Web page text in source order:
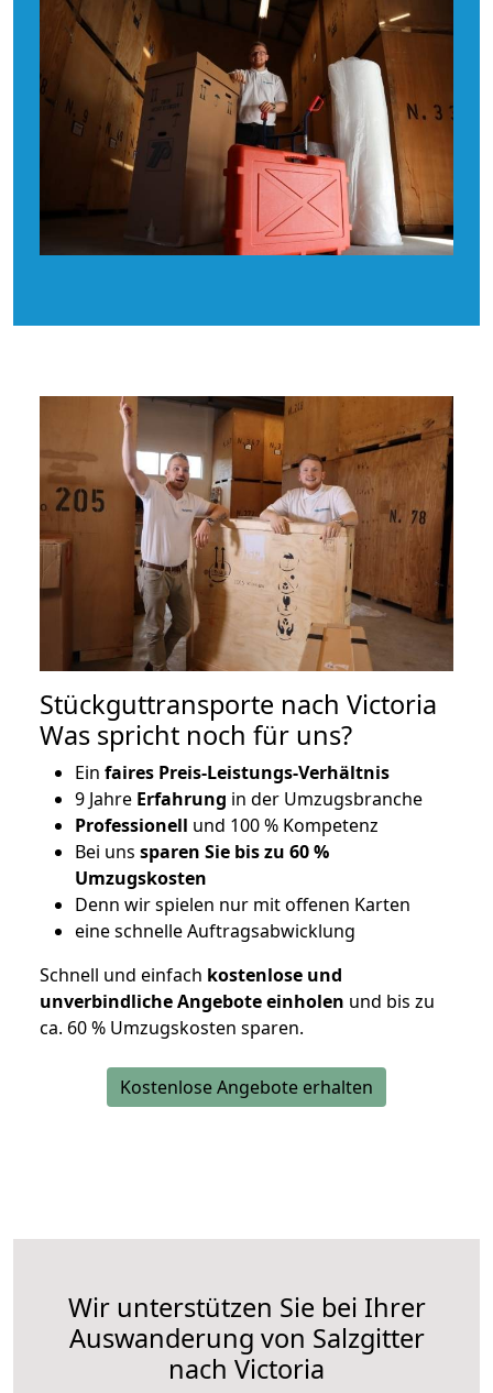
Stückguttransporte nach Victoria
Was spricht noch für uns?
Ein faires Preis-Leistungs-Verhältnis
9 Jahre Erfahrung in der Umzugsbranche
Professionell und 100 % Kompetenz
Bei uns sparen Sie bis zu 60 %
Umzugskosten
Denn wir spielen nur mit offenen Karten
eine schnelle Auftragsabwicklung
Schnell und einfach kostenlose und
unverbindliche Angebote einholen und bis zu
ca. 60 % Umzugskosten sparen.
Kostenlose Angebote erhalten
Wir unterstützen Sie bei Ihrer
Auswanderung von Salzgitter
nach Victoria